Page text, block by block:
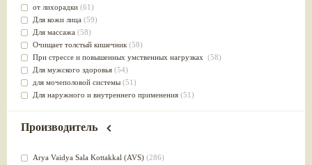
от лихорадки (61)
Для кожи лица (59)
Для массажа (58)
Очищает толстый кишечник(58)
При стрессе и повышенных умственных нагрузках (58)
Для мужского здоровья (54)
для мочеполовой системы (51)
Для наружного и внутреннего применения (51)
Для стабилизации деятельности ЦНС
Лечит опухоли и отеки(46)
Производитель
Arya Vaidya Sala Kottakkal (AVS) (286)